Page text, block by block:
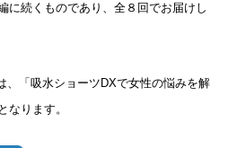
に続くものであり、全８回でお届けし
、「吸水ショーツDXで女性の悩みを解
なります。